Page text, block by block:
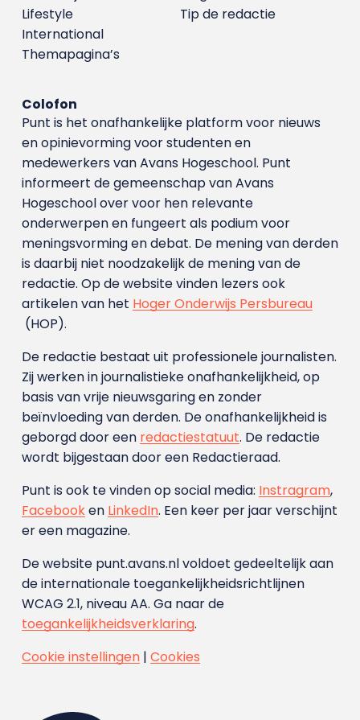
Tip de redactie
Lifestyle
International
Themapagina’s
Colofon
Punt is het onafhankelijke platform voor nieuws
en opinievorming voor studenten en
medewerkers van Avans Hoge­school. Punt
informeert de gemeenschap van Avans
Hogeschool over voor hen relevante
onderwerpen en fungeert als podium voor
meningsvorming en debat. De mening van derden
is daarbij niet noodzakelijk de mening van de
redactie. Op de website vinden lezers ook
artikelen van het Hoger Onderwijs Persbureau
(HOP).
De redactie bestaat uit professionele journalisten.
Zij werken in journalistieke onafhankelijkheid, op
basis van vrije nieuwsgaring en zonder
beïnvloeding van derden. De onafhankelijkheid is
geborgd door een redactiestatuut. De redactie
wordt bijgestaan door een Redactieraad.
Punt is ook te vinden op social media: Instragram,
Facebooken LinkedIn. Een keer per jaar verschijnt
er een magazine.
De website punt.avans.nl voldoet gedeeltelijk aan
de internationale toegankelijkheidsrichtlijnen
WCAG 2.1, niveau AA. Ga naar de
toegankelijkheidsverklaring.
Cookie instellingen| Cookies